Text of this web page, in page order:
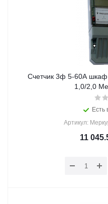
Счетчик 3ф 5-60А
1,0/2,0
Есть
Артикул:
11